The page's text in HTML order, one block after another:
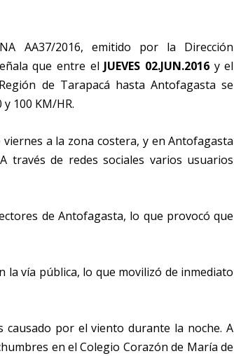
AA37/2016, emitido por la Dirección
que entre el JUEVES 02.JUN.2016y el
de Tarapacá hasta Antofagasta se
100 KM/HR.
a la zona costera, y en Antofagasta
través de redes sociales varios usuarios
de Antofagasta, lo que provocó que
la vía pública, lo que movilizó de inmediato
por el viento durante la noche. A
en el Colegio Corazón de María de